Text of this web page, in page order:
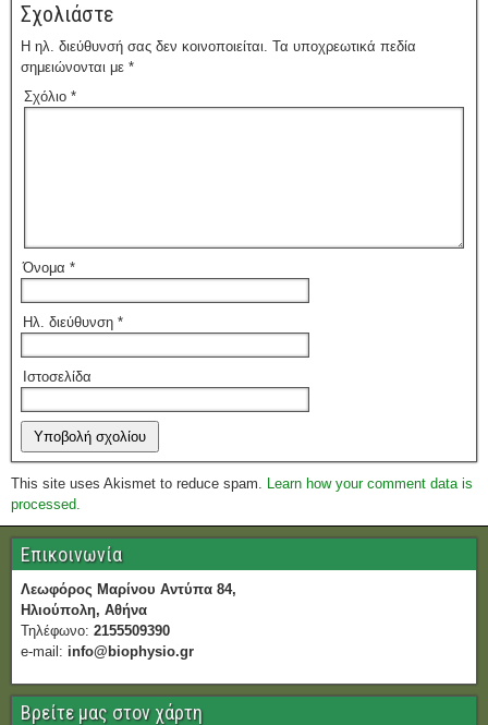
Σχολιάστε
Η ηλ. διεύθυνσή σας δεν κοινοποιείται. Τα υποχρεωτικά πεδία
σημειώνονται με *
Σχόλιο *
Όνομα *
Ηλ. διεύθυνση *
Ιστοσελίδα
This site uses Akismet to reduce spam. Learn how your comment data is
processed.
Επικοινωνία
Λεωφόρος Μαρίνου Αντύπα 84,
Ηλιούπολη, Αθήνα
Τηλέφωνο: 2155509390
e-mail: info@biophysio.gr
Βρείτε μας στον χάρτη